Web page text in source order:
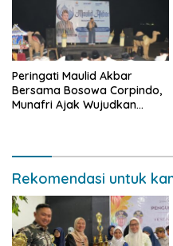
Peringati Maulid Akbar
Bersama Bosowa Corpindo,
Munafri Ajak Wujudkan
Rekomendasi untuk